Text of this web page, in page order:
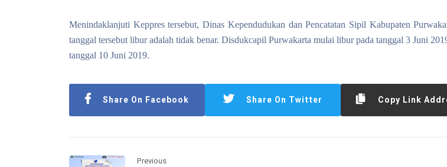
Menindaklanjuti Keppres tersebut, Dinas Kependudukan dan Pencatatan Sipil Kabupaten
tanggal tersebut libur adalah tidak benar. Disdukcapil Purwakarta mulai libur pada tanggal 3 Juni
tanggal 10 Juni 2019.
Share On Facebook Share On Twitter Copy Link
Previous